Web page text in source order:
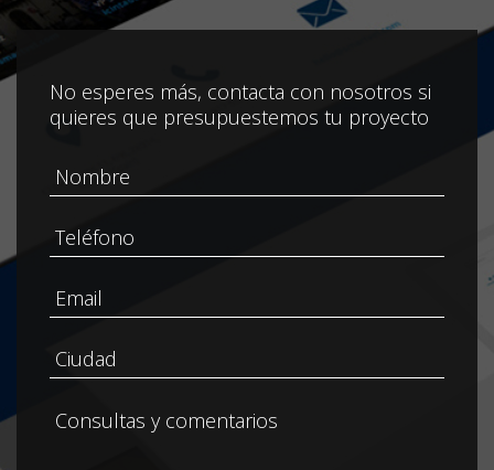
No esperes más, contacta con nosotros si
quieres que presupuestemos tu proyecto